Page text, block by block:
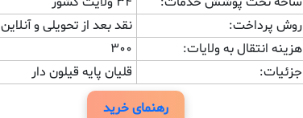
روش پرداخت:
نقد بعد از تحویلی و آنلاین
هزینه انتقال به ولایات:
300
جزئیات:
قلیان پایه قیلون دار
رهنمای خرید